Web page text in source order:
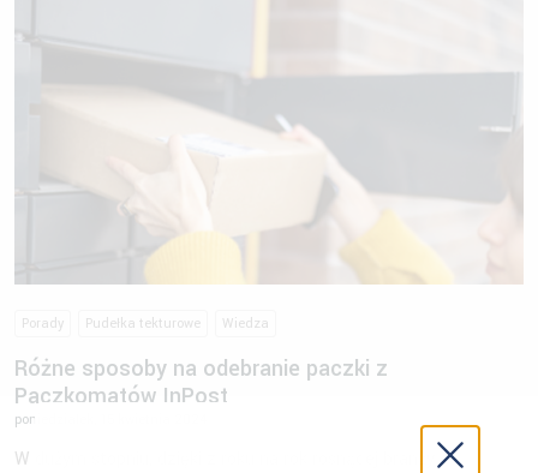
Porady Pudełka tekturowe Wiedza
Różne sposoby na odebranie paczki z
Paczkomatów InPost
poniedziałek, 15 kwietnia 2024
W dużym stopniu, dzięki z roku na rok rosnącej branży e-